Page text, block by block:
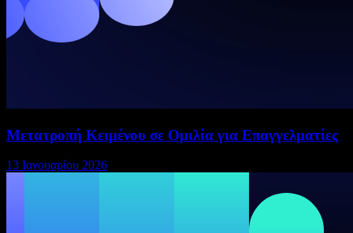
Μετατροπή Κειμένου σε Ομιλία για Επαγγελματίες
13 Ιανουαρίου 2026